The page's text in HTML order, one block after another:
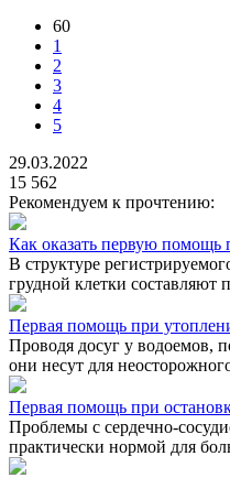
60
1
2
3
4
5
29.03.2022
15 562
Рекомендуем к прочтению:
Как оказать первую помощь
В структуре
грудной клетки составляют
Первая помощь при
Проводя досуг у водоемов,
они несут для
Первая помощь при
Проблемы с сердечно-
практически нормой для